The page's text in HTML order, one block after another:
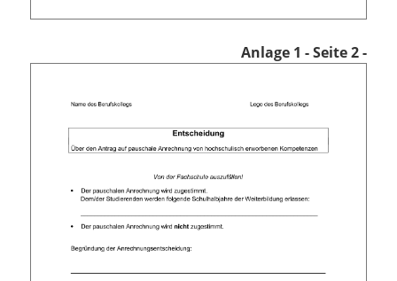
Anlage 1 - Seite 2 -